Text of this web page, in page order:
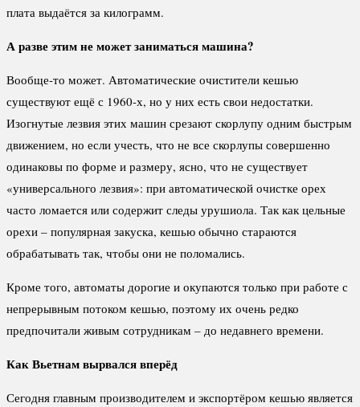
плата выдаётся за килограмм.
А разве этим не может заниматься машина?
Вообще-то может. Автоматические очистители кешью
существуют ещё с 1960-х, но у них есть свои недостатки.
Изогнутые лезвия этих машин срезают скорлупу одним быстрым
движением, но если учесть, что не все скорлупы совершенно
одинаковы по форме и размеру, ясно, что не существует
«универсального лезвия»: при автоматической очистке орех
часто ломается или содержит следы урушиола. Так как цельные
орехи – популярная закуска, кешью обычно стараются
обрабатывать так, чтобы они не поломались.
Кроме того, автоматы дорогие и окупаются только при работе с
непрерывным потоком кешью, поэтому их очень редко
предпочитали живым сотрудникам – до недавнего времени.
Как Вьетнам вырвался вперёд
Сегодня главным производителем и экспортёром кешью является